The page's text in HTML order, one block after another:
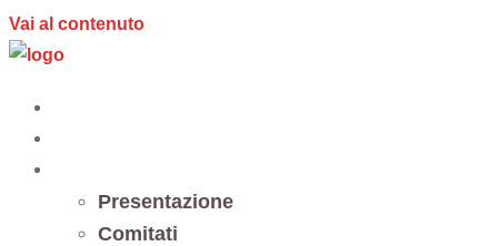
Vai al contenuto
Presentazione
Comitati